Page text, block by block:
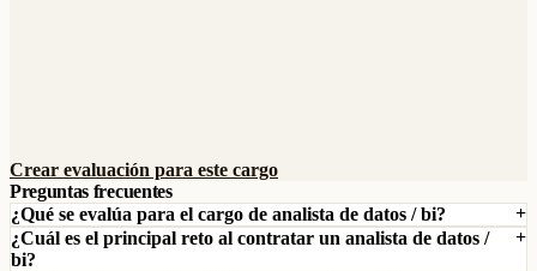
Crear evaluación para este cargo
Preguntas frecuentes
¿Qué se evalúa para el cargo de analista de datos / bi?
¿Cuál es el principal reto al contratar un analista de datos /
bi?